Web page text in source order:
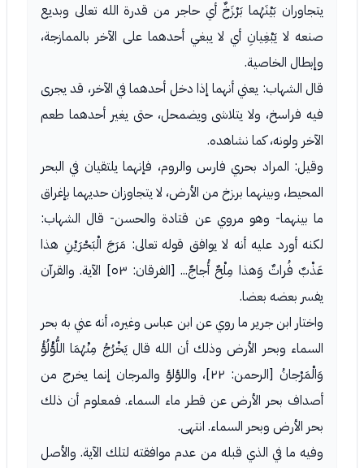
يتجاوران بَيْنَهُما بَرْزَخٌ أي حاجر من قدرة الله تعالى وبديع
صنعه لا يَبْغِيانِ أي لا يبغي أحدهما على الآخر بالممازجة،
وإبطال الخاصية.
قال الشهاب: يعني أنهما إذا دخل أحدهما في الآخر، قد يجرى
فيه فراسخ، ولا يتلاشى ويضمحل، حتى يغير أحدهما طعم
الآخر ولونه، كما نشاهده.
وقيل: المراد بحري فارس والروم، فإنهما يلتقيان في البحر
المحيط، وبينهما برزخ من الأرض، لا يتجاوزان حديهما بإغراق
ما بينهما- وهو مروي عن قتادة والحسن- قال الشهاب:
لكنه أورد عليه أنه لا يوافق قوله تعالى: مَرَجَ الْبَحْرَيْنِ هذا
عَذْبٌ فُراتٌ وَهذا مِلْحٌ أُجاجٌ... [الفرقان: ٥٣] الآية. والقرآن
يفسر بعضه بعضا.
واختار ابن جرير ما روي عن ابن عباس وغيره، أنه عني به بحر
السماء وبحر الأرض وذلك أن الله قال يَخْرُجُ مِنْهُمَا اللُّؤْلُؤُ
وَالْمَرْجانُ [الرحمن: ٢٢]، واللؤلؤ والمرجان إنما يخرج من
أصداف بحر الأرض عن قطر ماء السماء. فمعلوم أن ذلك
بحر الأرض وبحر السماء. انتهى.
وفيه ما في الذي قبله من عدم موافقته لتلك الآية. والأصل